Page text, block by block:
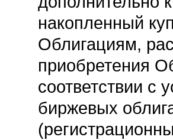
накопленный
Облигациям,
приобретения
соответствии с
биржевых